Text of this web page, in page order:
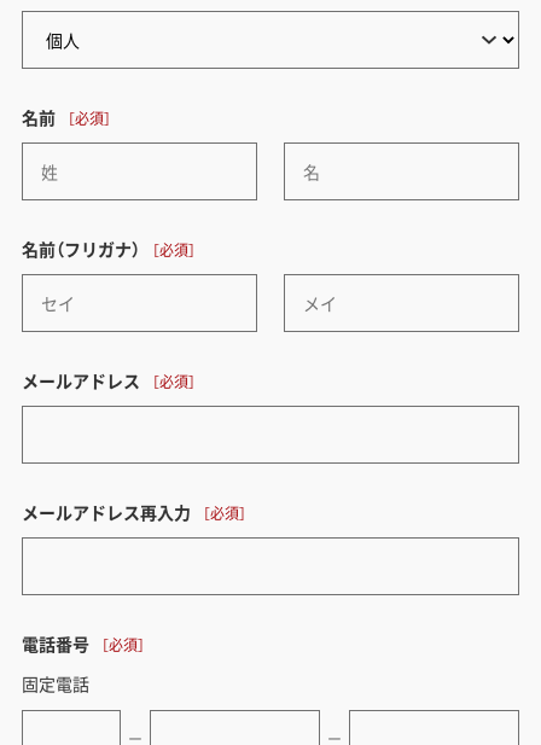
名前
名前（フリガナ）
メールアドレス
メールアドレス再入力
電話番号
固定電話
ー ー